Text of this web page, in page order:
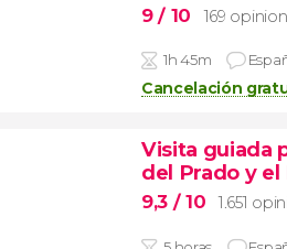
9/ 10 169
1h 45m
Cancelación
Visita guiada
del Prado y el
9,3 / 10 1.651